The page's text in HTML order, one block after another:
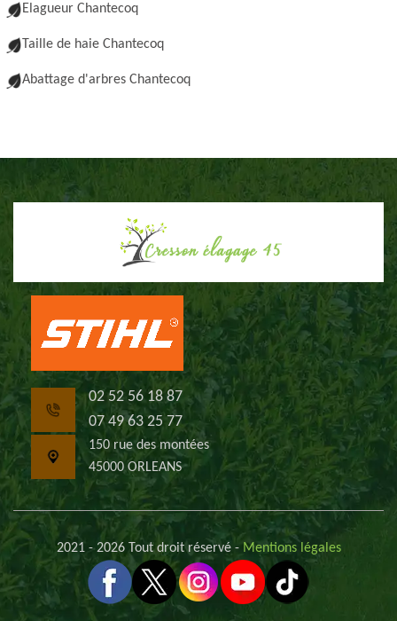
Elagueur Chantecoq
Taille de haie Chantecoq
Abattage d'arbres Chantecoq
02 52 56 18 87
07 49 63 25 77
150 rue des montées
45000 ORLEANS
2021 - 2026 Tout droit réservé - Mentions légales